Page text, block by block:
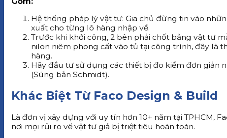
Hệ thống pháp lý vật tư: Gia chủ đừng tin vào
xuất cho từng lô hàng nhập về.
Trước khi khởi công, 2 bên phải chốt bảng vật tư
nilon niêm phong cất vào tủ tại công trình, đây là
hàng.
Hãy đầu tư sử dụng các thiết bị đo kiểm đơn giản
(Súng bắn Schmidt).
Khác Biệt Từ Faco Design & Build
Là đơn vị xây dựng với uy tín hơn 10+ năm tại TPHCM,
nơi mọi rủi ro về vật tư giả bị triệt tiêu hoàn toàn.